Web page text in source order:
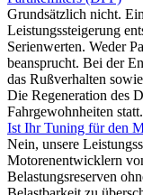
Grundsätzlich nicht.
Leistungssteigerung
Serienwerten. Weder
beansprucht. Bei der
das Rußverhalten
Die Regeneration des
Fahrgewohnheiten statt.
Ist Ihr Tuning für den
Nein, unsere
Motorenentwicklern
Belastungsreserven